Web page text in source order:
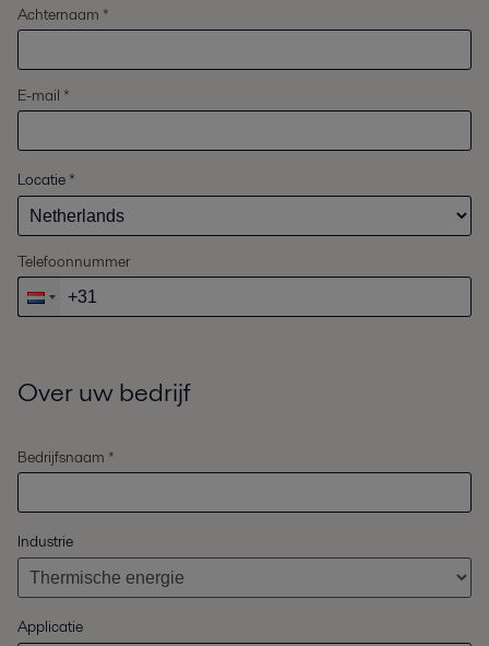
Achternaam *
E-mail *
Locatie *
Telefoonnummer
Over uw bedrijf
Bedrijfsnaam *
Industrie
Applicatie